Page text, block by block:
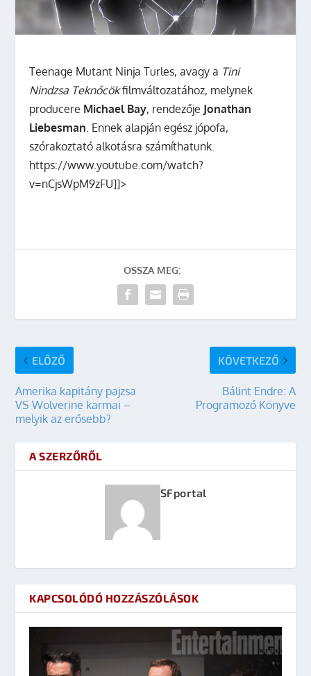
Teenage Mutant Ninja Turles, avagy a Tini
Nindzsa Teknőcökfilmváltozatához, melynek
producere Michael Bay, rendezője Jonathan
Liebesman . Ennek alapján egész jópofa,
szórakoztató alkotásra számíthatunk.
https://www.youtube.com/watch?
v=nCjsWpM9zFU]]>
OSSZA MEG:
ELŐZŐ
Amerika kapitány pajzsa
VS Wolverine karmai –
melyik az erősebb?
KÖVETKEZŐ
Bálint Endre: A
Programozó Könyve
A SZERZŐRŐL
SFportal
KAPCSOLÓDÓ HOZZÁSZÓLÁSOK